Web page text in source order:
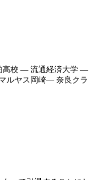
高校 ― 流通経済大学 ―
ルヤス岡崎― 奈良クラ